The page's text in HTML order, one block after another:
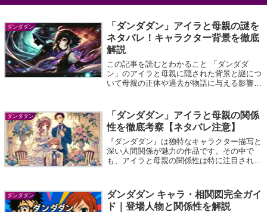
ダンダダン
「ダンダダン」アイラと母親の謎を
ネタバレ！キャラクター背景を徹底
解説
この記事を読むとわかること 「ダンダダ
ン」のアイラと母親に隠された背景と謎につ
いて母親の正体や過去が物語に与える影響二
深いストーリーが魅力の人気漫画です。その
中で...
ダンダダン
「ダンダダン」アイラと母親の関係
性を徹底考察【ネタバレ注意】
『ダンダダン』は独特なキャラクター描写と
深い人間関係が魅力の作品です。その中で
も、アイラと母親の関係性は特に注目される
変化を徹底考察します。本記事はネタバレを
含...
ダンダダン
ダンダダン キャラ・相関図完全ガイ
ド｜登場人物と関係性を解説